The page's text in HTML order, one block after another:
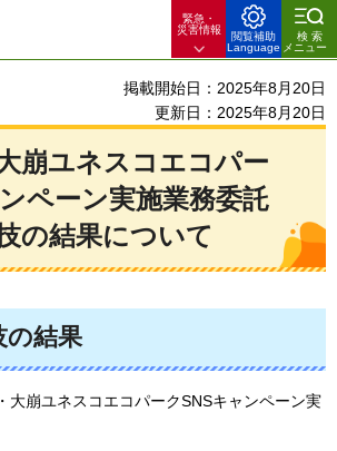
緊急・
災害情報
閲覧補助
Language
検索
メニュー
掲載開始日：2025年8月20日
更新日：2025年8月20日
崩ユネスコエコパー
ペーン実施業務委託
の結果について
の結果
大崩ユネスコエコパークSNSキャンペーン実